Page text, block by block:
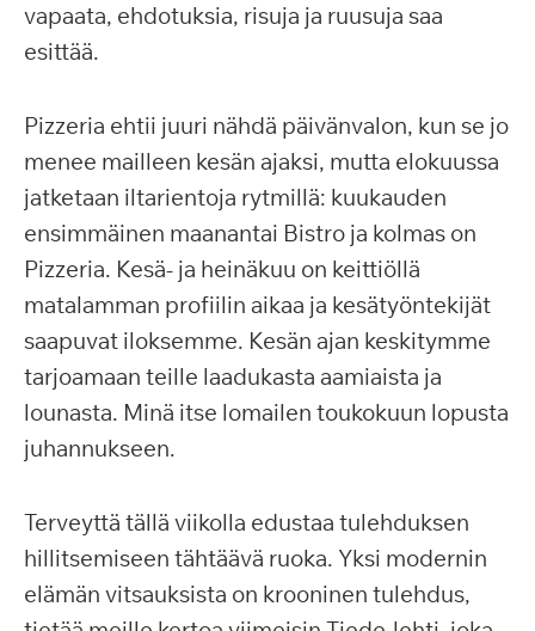
vapaata, ehdotuksia, risuja ja ruusuja saa
esittää.
Pizzeria ehtii juuri nähdä päivänvalon, kun se jo
menee mailleen kesän ajaksi, mutta elokuussa
jatketaan iltarientoja rytmillä: kuukauden
ensimmäinen maanantai Bistro ja kolmas on
Pizzeria. Kesä- ja heinäkuu on keittiöllä
matalamman profiilin aikaa ja kesätyöntekijät
saapuvat iloksemme. Kesän ajan keskitymme
tarjoamaan teille laadukasta aamiaista ja
lounasta. Minä itse lomailen toukokuun lopusta
juhannukseen.
Terveyttä tällä viikolla edustaa tulehduksen
hillitsemiseen tähtäävä ruoka. Yksi modernin
elämän vitsauksista on krooninen tulehdus,